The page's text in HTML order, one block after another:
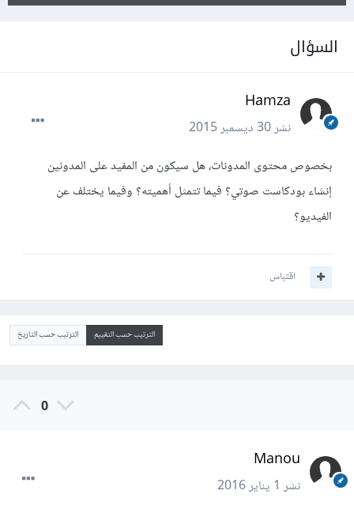
السؤال
Hamza
نشر30 ديسمبر 2015
بخصوص محتوى المدونات، هل سيكون من المفيد على المدونين
إنشاء بودكاست صوتي؟ فيما تتمثل أهميته؟ وفيما يختلف عن
الفيديو؟
اقتباس
الترتيب حسب التقييم الترتيب حسب التاريخ
0
Manou
نشر1 يناير 2016